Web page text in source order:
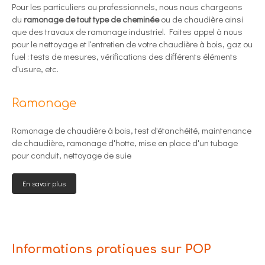
Pour les particuliers ou professionnels, nous nous chargeons
du ramonage de tout type de cheminéeou de chaudière ainsi
que des travaux de ramonage industriel. Faites appel à nous
pour le nettoyage et l'entretien de votre chaudière à bois, gaz ou
fuel : tests de mesures, vérifications des différents éléments
d'usure, etc.
Ramonage
Ramonage de chaudière à bois, test d'étanchéité, maintenance
de chaudière, ramonage d'hotte, mise en place d'un tubage
pour conduit, nettoyage de suie
En savoir plus
Informations pratiques sur POP